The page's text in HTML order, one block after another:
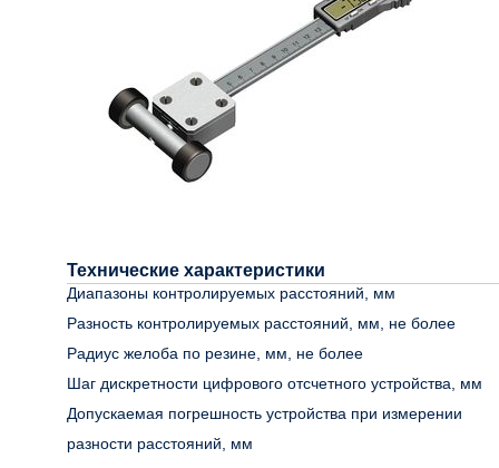
Технические характеристики
Диапазоны контролируемых расстояний, мм
Разность контролируемых расстояний, мм, не более
Радиус желоба по резине, мм, не более
Шаг дискретности цифрового отсчетного устройства, мм
Допускаемая погрешность устройства при измерении
разности расстояний, мм